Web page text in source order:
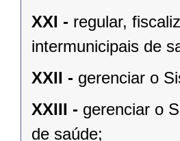
XXI - regular,
intermunicipais de
XXII - gerenciar o
XXIII - gerenciar o
de saúde;